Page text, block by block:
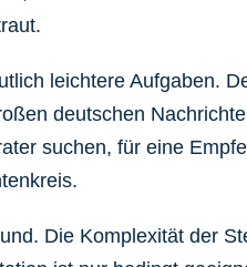
leichtere Aufgaben.
deutschen
suchen, für eine
Die Komplexität der